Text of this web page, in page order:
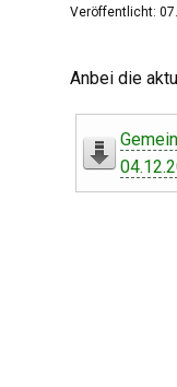
Veröffentlicht:
Anbei die